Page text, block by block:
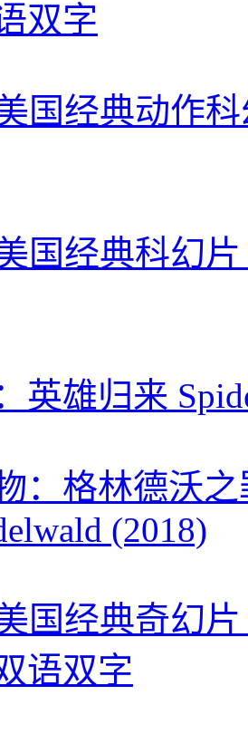
双字
国经典动作
国经典科幻
英雄归来
：格林德沃之
(2018)
国经典奇幻
语双字